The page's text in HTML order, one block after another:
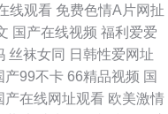
线观看 免费色情A片网扯
国产在线视频 福利爱爱
丝袜女同 日韩性爱网址
产99不卡 66精品视频 国
产在线网址观看 欧美激情